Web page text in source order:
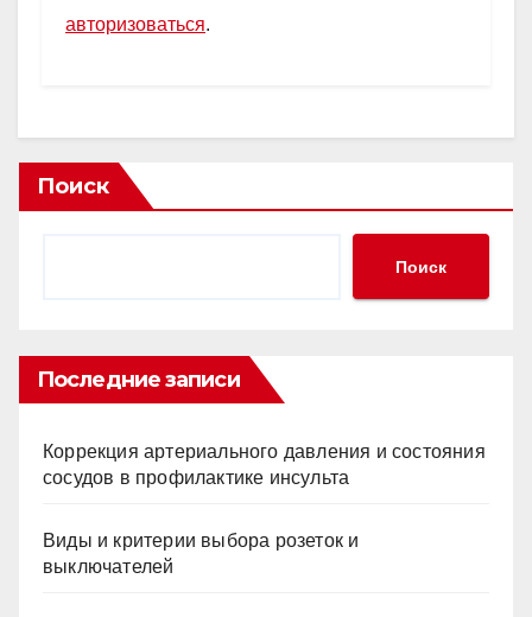
авторизоваться.
Поиск
Поиск
Последние записи
Коррекция артериального давления и состояния
сосудов в профилактике инсульта
Виды и критерии выбора розеток и
выключателей